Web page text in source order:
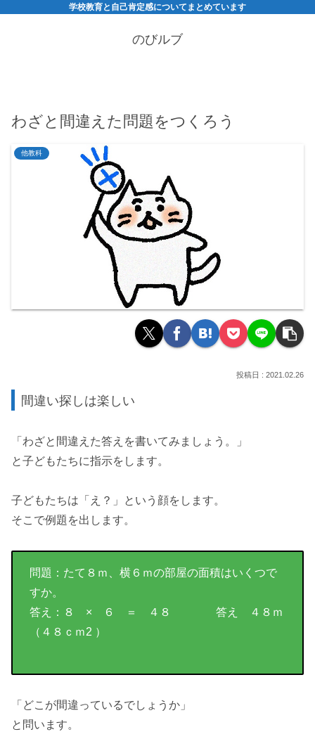
学校教育と自己肯定感についてまとめています
のびルブ
わざと間違えた問題をつくろう
他教科
2021.02.26
間違い探しは楽しい
「わざと間違えた答えを書いてみましょう。」
と子どもたちに指示をします。
子どもたちは「え？」という顔をします。
そこで例題を出します。
問題：たて８ｍ、横６ｍの部屋の面積はいくつで
すか。
答え：８ × ６ ＝ ４８ 答え ４８ｍ
（４８ｃｍ2 ）
「どこが間違っているでしょうか」
と問います。